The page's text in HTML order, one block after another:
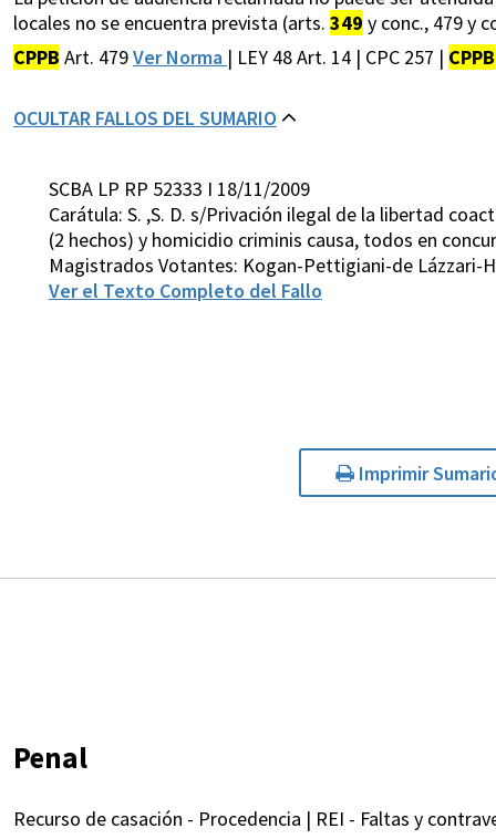
locales no se encuentra prevista (arts. 349 y conc., 479 y
CPPB Art. 479Ver Norma | LEY 48 Art. 14 | CPC 257 | CPPB
OCULTAR FALLOS DEL SUMARIO
SCBA LP RP 52333 I 18/11/2009
Carátula: S. ,S. D. s/Privación ilegal de la libertad
(2 hechos) y homicidio criminis causa, todos en
Magistrados Votantes: Kogan-Pettigiani-de Lázzari-
Ver el Texto Completo del Fallo
Imprimir
Penal
Recurso de casación - Procedencia | REI - Faltas y